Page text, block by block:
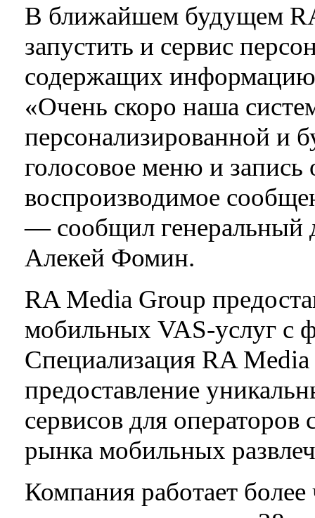
В ближайшем будущем
запустить и сервис
содержащих информацию
«Очень скоро наша
персонализированной и
голосовое меню и запись
воспроизводимое
— сообщил генеральный
Алекей Фомин.
RA Media Group
мобильных VAS-услуг с
Специализация RA
предоставление
сервисов для операторов
рынка мобильных
Компания работает